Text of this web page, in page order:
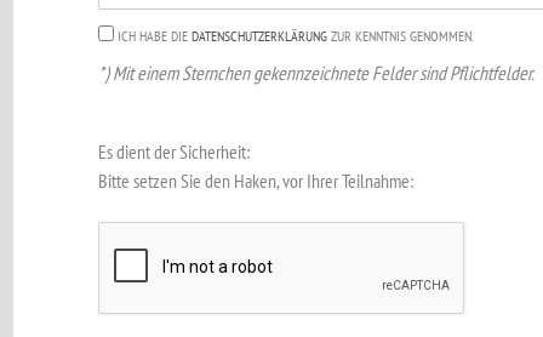
ICH HABE DIE DATENSCHUTZERKLÄRUNG ZUR KENNTNIS GENOMMEN.
*) Mit einem Sternchen gekennzeichnete Felder sind Pflichtfelder.
Es dient der Sicherheit:
Bitte setzen Sie den Haken, vor Ihrer Teilnahme: